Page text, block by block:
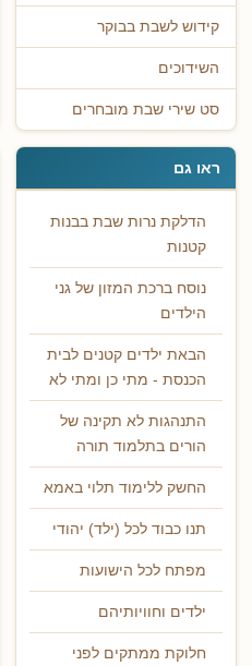
קידוש לשבת בבוקר
השידוכים
סט שירי שבת מובחרים
ראו גם
הדלקת נרות שבת בבנות
קטנות
נוסח ברכת המזון של גני
הילדים
הבאת ילדים קטנים לבית
הכנסת - מתי כן ומתי לא
התנהגות לא תקינה של
הורים בתלמוד תורה
החשק ללימוד תלוי באמא
תנו כבוד לכל (ילד) יהודי
מפתח לכל הישועות
ילדים וחוויותיהם
חלוקת ממתקים לפני